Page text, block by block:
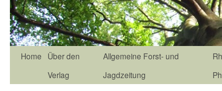
Home
Über den
Verlag
Allgemeine Forst- und
Jagdzeitung